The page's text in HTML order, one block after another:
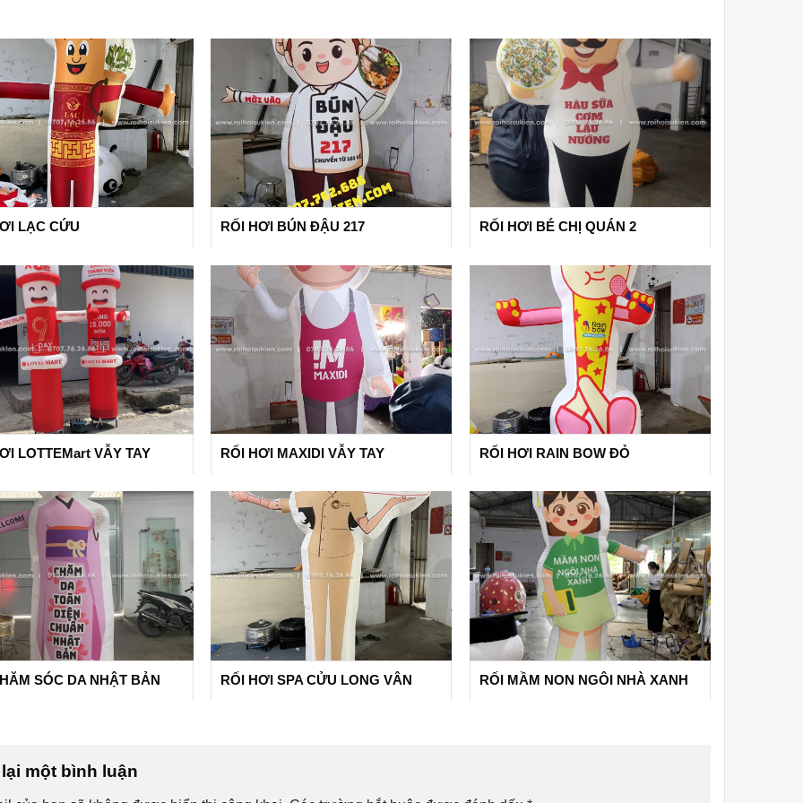
LẠC CỨU RỐI HƠI BÚN ĐẬU 217 RỐI HƠI BÉ CHỊ QUÁN 2
LOTTEMart VẪY TAY RỐI HƠI MAXIDI VẪY TAY RỐI HƠI RAIN BOW ĐỎ
SÓC DA NHẬT BẢN RỐI HƠI SPA CỬU LONG VÂN RỐI MẦM NON NGÔI NHÀ XANH
một bình luận